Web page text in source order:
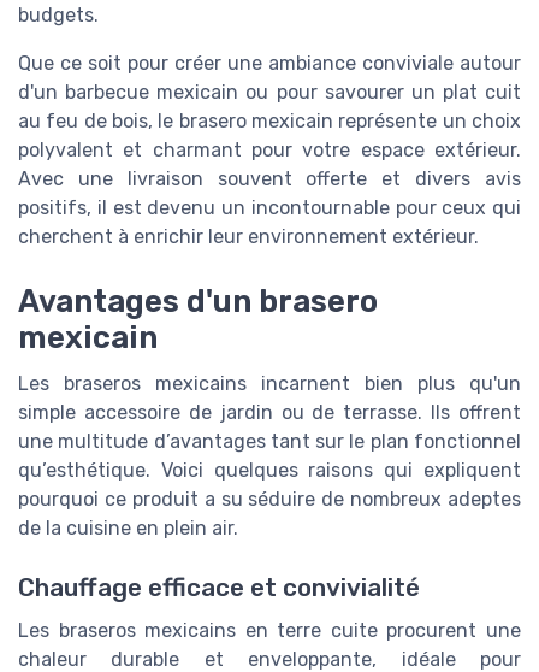
budgets.
Que ce soit pour créer une ambiance conviviale autour
d'un barbecue mexicain ou pour savourer un plat cuit
au feu de bois, le brasero mexicain représente un choix
polyvalent et charmant pour votre espace extérieur.
Avec une livraison souvent offerte et divers avis
positifs, il est devenu un incontournable pour ceux qui
cherchent à enrichir leur environnement extérieur.
Avantages d'un brasero
mexicain
Les braseros mexicains incarnent bien plus qu'un
simple accessoire de jardin ou de terrasse. Ils offrent
une multitude d’avantages tant sur le plan fonctionnel
qu’esthétique. Voici quelques raisons qui expliquent
pourquoi ce produit a su séduire de nombreux adeptes
de la cuisine en plein air.
Chauffage efficace et convivialité
Les braseros mexicains en terre cuite procurent une
chaleur durable et enveloppante, idéale pour